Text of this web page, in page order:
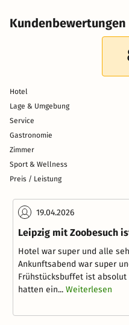
Kundenbewertungen
Hotel
Lage & Umgebung
Service
Gastronomie
Zimmer
Sport & Wellness
Preis / Leistung
19.04.2026
Leipzig mit Zoobesuch
Hotel war super und alle
Ankunftsabend war super
Frühstücksbuffet ist
hatten ein... Weiterlesen